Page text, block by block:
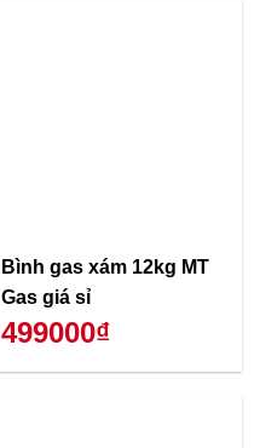
Bình gas xám 12kg MT
Gas giá sỉ
499000₫